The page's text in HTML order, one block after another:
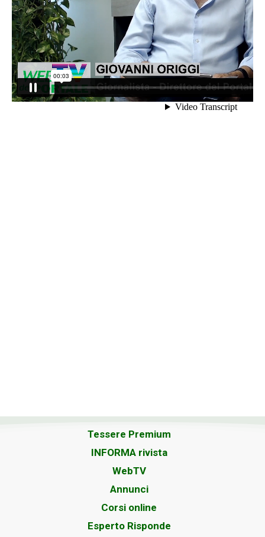
Tessere Premium
INFORMA rivista
WebTV
Annunci
Corsi online
Esperto Risponde